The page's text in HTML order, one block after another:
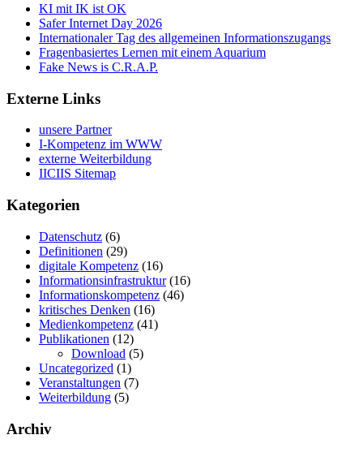
KI mit IK ist OK
Safer Internet Day 2026
Internationaler Tag des allgemeinen Informationszugangs
Fragenbasiertes Lernen mit einem Aquarium
Fake News is C.R.A.P.
Externe Links
unsere Partner
I-Kompetenz im WWW
externe Weiterbildung
IICIIS Sitemap
Kategorien
Datenschutz (6)
Definitionen (29)
digitale Kompetenz (16)
Informationsinfrastruktur(16)
Informationskompetenz (46)
kritisches Denken (16)
Medienkompetenz (41)
Publikationen (12)
Download (5)
Uncategorized (1)
Veranstaltungen (7)
Weiterbildung (5)
Archiv